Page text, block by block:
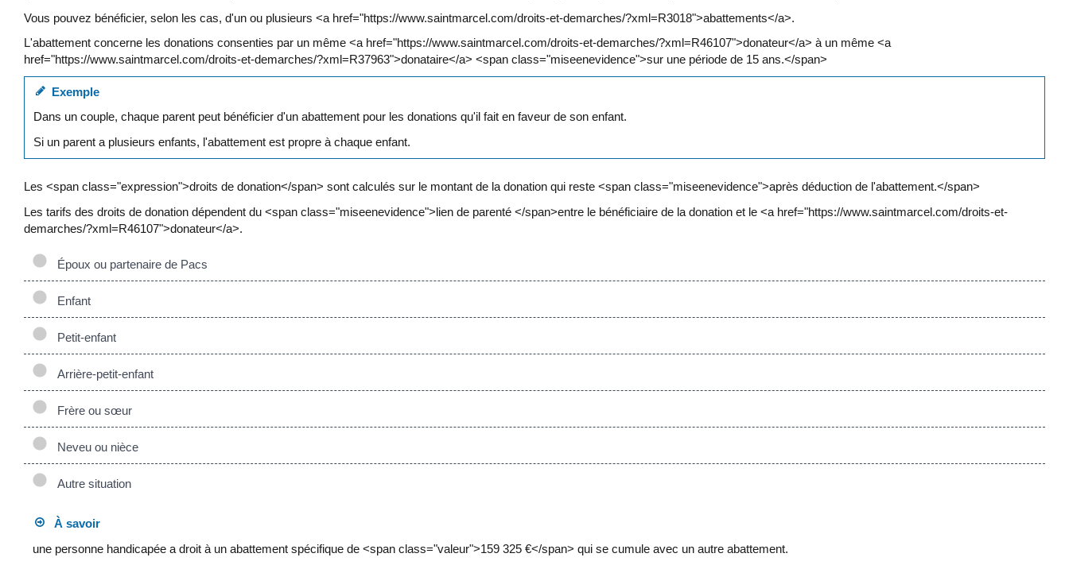
Vous pouvez bénéficier, selon les cas, d'un ou plusieurs <a href="https://www.saintmarcel.com/droits-et-demarches/?xml=R3018">abattements</a>.
L'abattement concerne les donations consenties par un même <a href="https://www.saintmarcel.com/droits-et-demarches/?xml=R46107">donateur</a> à un même <a
href="https://www.saintmarcel.com/droits-et-demarches/?xml=R37963">donataire</a> <span class="miseenevidence">sur une période de 15 ans.</span>
Exemple
Dans un couple, chaque parent peut bénéficier d'un abattement pour les donations qu'il fait en faveur de son enfant.
Si un parent a plusieurs enfants, l'abattement est propre à chaque enfant.
Les <span class="expression">droits de donation</span> sont calculés sur le montant de la donation qui reste <span class="miseenevidence">après déduction de l'abattement.</span>
Les tarifs des droits de donation dépendent du <span class="miseenevidence">lien de parenté </span>entre le bénéficiaire de la donation et le <a href="https://www.saintmarcel.com/droits-et-
demarches/?xml=R46107">donateur</a>.
Époux ou partenaire de Pacs
Enfant
Petit-enfant
Arrière-petit-enfant
Frère ou sœur
Neveu ou nièce
Autre situation
À savoir
une personne handicapée a droit à un abattement spécifique de <span class="valeur">159 325 €</span> qui se cumule avec un autre abattement.